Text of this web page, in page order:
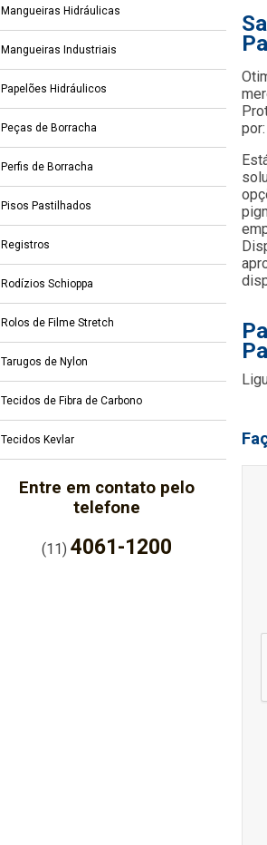
Mangueiras Hidráulicas
Mangueiras Industriais
Papelões Hidráulicos
Peças de Borracha
Perfis de Borracha
Pisos Pastilhados
Registros
Rodízios Schioppa
Rolos de Filme Stretch
Tarugos de Nylon
Tecidos de Fibra de Carbono
Tecidos Kevlar
Entre em contato pelo
telefone
(11)4061-1200
por: